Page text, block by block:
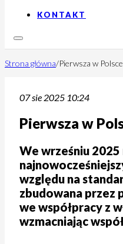
KONTAKT
Strona główna/Pierwsza w
07 sie 2025 10:24
Pierwsza w
We wrześniu
względu na
zbudowana przez
we współpracy z
wzmacniając